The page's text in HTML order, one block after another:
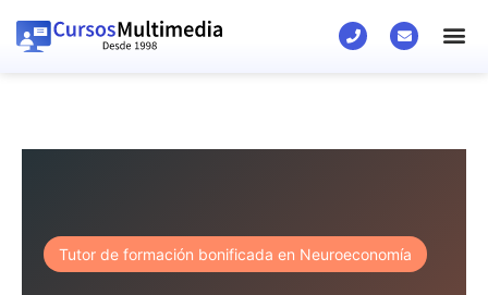
Tutor de formación bonificada en Neuroeconomía